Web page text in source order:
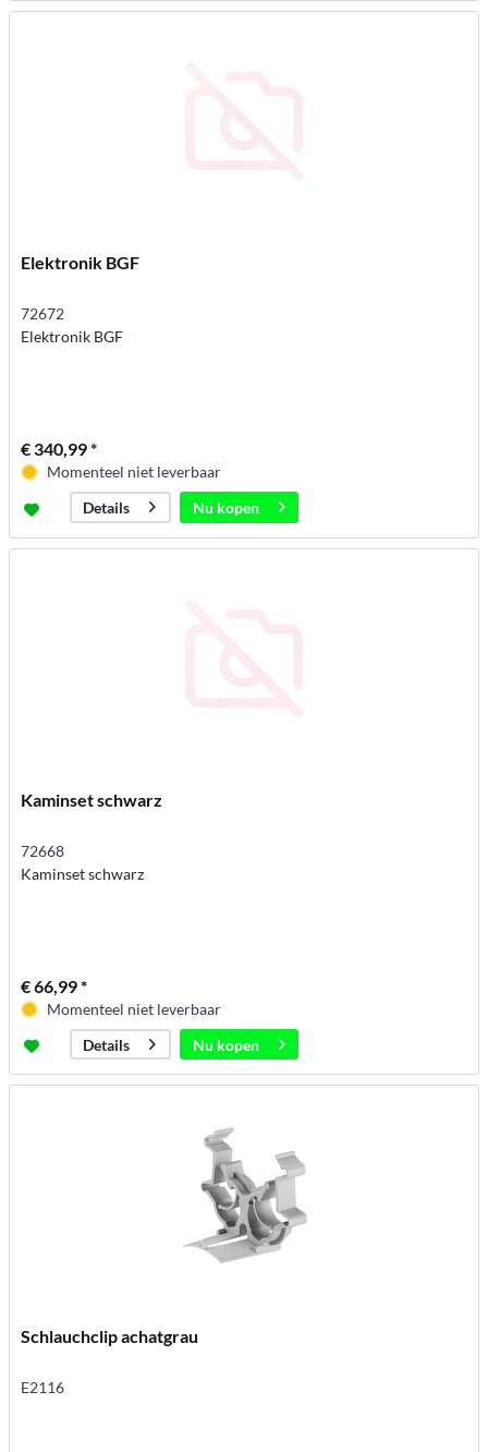
Elektronik BGF
72672
Elektronik BGF
€ 340,99 *
Momenteel niet leverbaar
Details
Nu kopen
Kaminset schwarz
72668
Kaminset schwarz
€ 66,99 *
Momenteel niet leverbaar
Details
Nu kopen
Schlauchclip achatgrau
E2116